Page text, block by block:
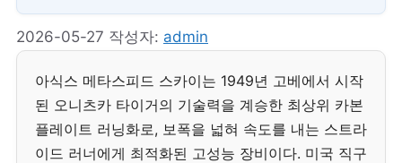
2026-05-27 작성자: admin
아식스 메타스피드 스카이는 1949년 고베에서 시작
된 오니츠카 타이거의 기술력을 계승한 최상위 카본
플레이트 러닝화로, 보폭을 넓혀 속도를 내는 스트라
이드 러너에게 최적화된 고성능 장비이다. 미국 직구